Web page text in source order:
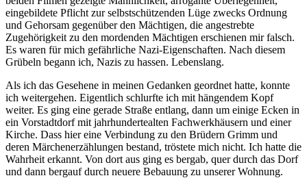
eingebildete Pflicht zur selbstschützenden Lüge zwecks Ordnung
und Gehorsam gegenüber den Mächtigen, die angestrebte
Zugehörigkeit zu den mordenden Mächtigen erschienen mir falsch.
Es waren für mich gefährliche Nazi-Eigenschaften. Nach diesem
Grübeln begann ich, Nazis zu hassen. Lebenslang.
Als ich das Gesehene in meinen Gedanken geordnet hatte, konnte
ich weitergehen. Eigentlich schlurfte ich mit hängendem Kopf
weiter. Es ging eine gerade Straße entlang, dann um einige Ecken in
ein Vorstadtdorf mit jahrhundertealten Fachwerkhäusern und einer
Kirche. Dass hier eine Verbindung zu den Brüdern Grimm und
deren Märchenerzählungen bestand, tröstete mich nicht. Ich hatte die
Wahrheit erkannt. Von dort aus ging es bergab, quer durch das Dorf
und dann bergauf durch neuere Bebauung zu unserer Wohnung.